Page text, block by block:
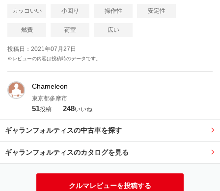
カッコいい 小回り 操作性 安定性
燃費 荷室 広い
投稿日：2021年07月27日
※レビューの内容は投稿時のデータです。
Chameleon
東京都多摩市
51投稿 248いいね
ギャランフォルティスの中古車を探す
ギャランフォルティスのカタログを見る
クルマレビューを投稿する